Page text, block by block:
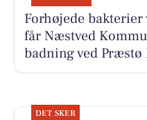
Forhøjede bakterier
får Næstved
badning ved Præstø
DET SKER